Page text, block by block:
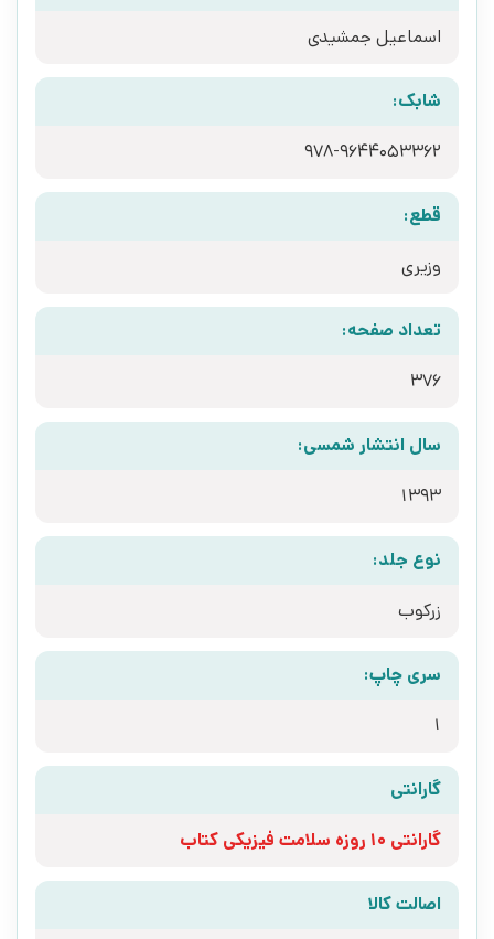
اسماعیل جمشیدی
شابک:
978-9644053362
قطع:
وزیری
تعداد صفحه:
376
سال انتشار شمسی:
1393
نوع جلد:
زرکوب
سری چاپ:
1
گارانتی
گارانتی 10 روزه سلامت فیزیکی کتاب
اصالت کالا